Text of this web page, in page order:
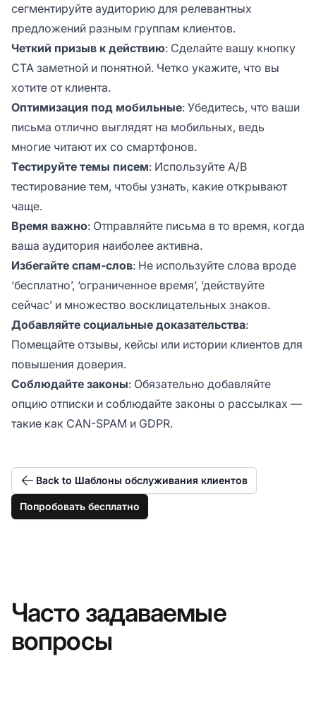
сегментируйте аудиторию для релевантных
предложений разным группам клиентов.
Четкий призыв к действию: Сделайте вашу кнопку
CTA заметной и понятной. Четко укажите, что вы
хотите от клиента.
Оптимизация под мобильные: Убедитесь, что ваши
письма отлично выглядят на мобильных, ведь
многие читают их со смартфонов.
Тестируйте темы писем: Используйте A/B
тестирование тем, чтобы узнать, какие открывают
чаще.
Время важно: Отправляйте письма в то время, когда
ваша аудитория наиболее активна.
Избегайте спам-слов: Не используйте слова вроде
‘бесплатно’, ‘ограниченное время’, ‘действуйте
сейчас’ и множество восклицательных знаков.
Добавляйте социальные доказательства:
Помещайте отзывы, кейсы или истории клиентов для
повышения доверия.
Соблюдайте законы: Обязательно добавляйте
опцию отписки и соблюдайте законы о рассылках —
такие как CAN-SPAM и GDPR.
Back to Шаблоны обслуживания клиентов
Попробовать бесплатно
Часто задаваемые
вопросы